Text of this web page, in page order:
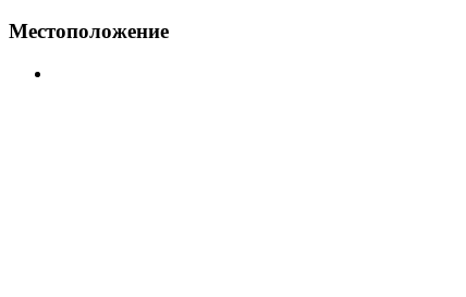
Местоположение